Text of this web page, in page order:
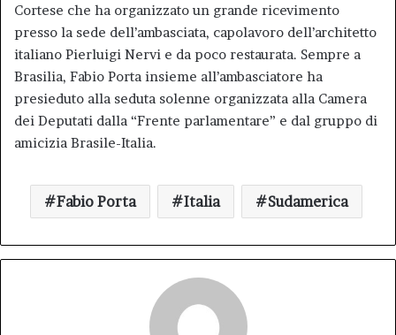
Cortese che ha organizzato un grande ricevimento
presso la sede dell’ambasciata, capolavoro dell’architetto
italiano Pierluigi Nervi e da poco restaurata. Sempre a
Brasilia, Fabio Porta insieme all’ambasciatore ha
presieduto alla seduta solenne organizzata alla Camera
dei Deputati dalla “Frente parlamentare” e dal gruppo di
amicizia Brasile-Italia.
Fabio Porta Italia Sudamerica